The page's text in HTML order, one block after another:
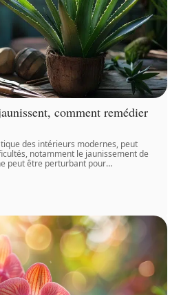
comment remédier
des intérieurs modernes, peut
notamment le jaunissement de
peut être perturbant pour…